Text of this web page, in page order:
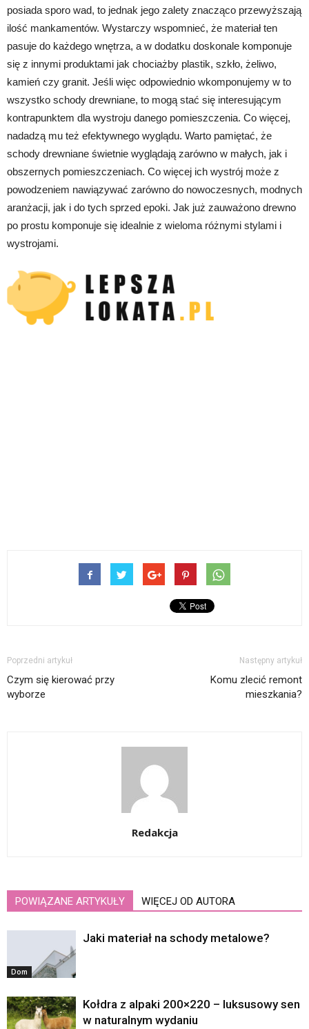
posiada sporo wad, to jednak jego zalety znacząco przewyższają
ilość mankamentów. Wystarczy wspomnieć, że materiał ten
pasuje do każdego wnętrza, a w dodatku doskonale komponuje
się z innymi produktami jak chociażby plastik, szkło, żeliwo,
kamień czy granit. Jeśli więc odpowiednio wkomponujemy w to
wszystko schody drewniane, to mogą stać się interesującym
kontrapunktem dla wystroju danego pomieszczenia. Co więcej,
nadadzą mu też efektywnego wyglądu. Warto pamiętać, że
schody drewniane świetnie wyglądają zarówno w małych, jak i
obszernych pomieszczeniach. Co więcej ich wystrój może z
powodzeniem nawiązywać zarówno do nowoczesnych, modnych
aranżacji, jak i do tych sprzed epoki. Jak już zauważono drewno
po prostu komponuje się idealnie z wieloma różnymi stylami i
wystrojami.
Poprzedni artykuł
Czym się kierować przy
wyborze
Następny artykuł
Komu zlecić remont
mieszkania?
Redakcja
POWIĄZANE ARTYKUŁY WIĘCEJ OD AUTORA
Dom
Jaki materiał na schody metalowe?
Kołdra z alpaki 200×220 – luksusowy sen
w naturalnym wydaniu